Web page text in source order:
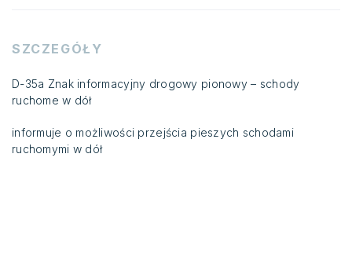
SZCZEGÓŁY
D-35a Znak informacyjny drogowy pionowy – schody
ruchome w dół
informuje o możliwości przejścia pieszych schodami
ruchomymi w dół